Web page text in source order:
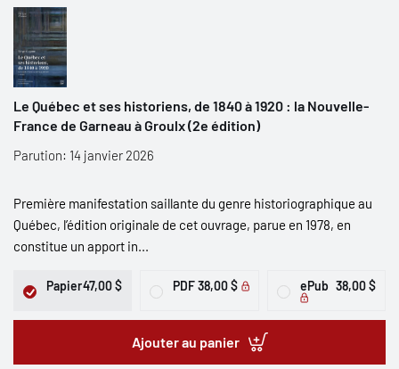
Le Québec et ses historiens, de 1840 à 1920 : la Nouvelle-
France de Garneau à Groulx (2e édition)
Parution: 14 janvier 2026
Première manifestation saillante du genre historiographique au
Québec, l’édition originale de cet ouvrage, parue en 1978, en
constitue un apport in...
Papier47,00 $ PDF 38,00 $ ePub 38,00 $
Ajouter au panier